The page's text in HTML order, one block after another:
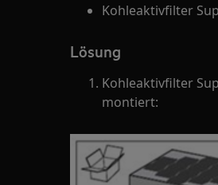
Kohleaktivfilter
Lösung
Kohleaktivfilter
montiert: